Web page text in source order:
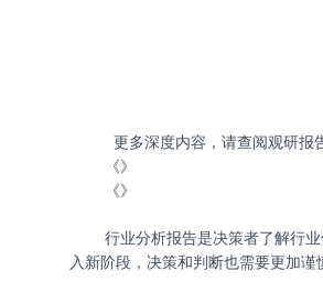
更多深度内容，请查阅观研报告
《》
《》
行业分析报告是决策者了解行业
入新阶段，决策和判断也需要更加